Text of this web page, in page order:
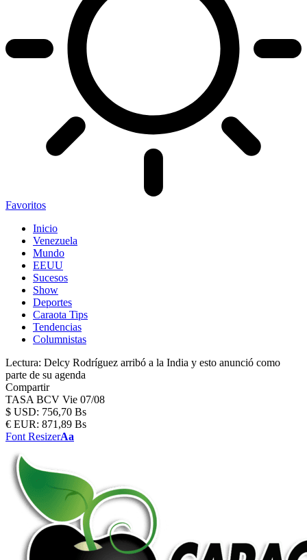
Favoritos
Inicio
Venezuela
Mundo
EEUU
Sucesos
Show
Deportes
Caraota Tips
Tendencias
Columnistas
Lectura: Delcy Rodríguez arribó a la India y esto anunció como
parte de su agenda
Compartir
TASA BCV Vie 07/08
$ USD: 756,70 Bs
€ EUR: 871,89 Bs
Font ResizerAa